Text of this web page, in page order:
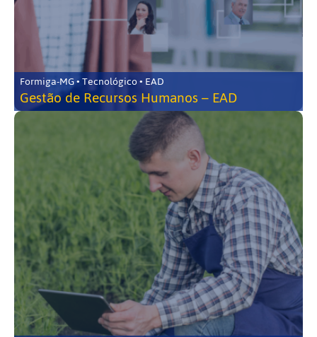
Formiga-MG • Tecnológico • EAD
Gestão de Recursos Humanos – EAD